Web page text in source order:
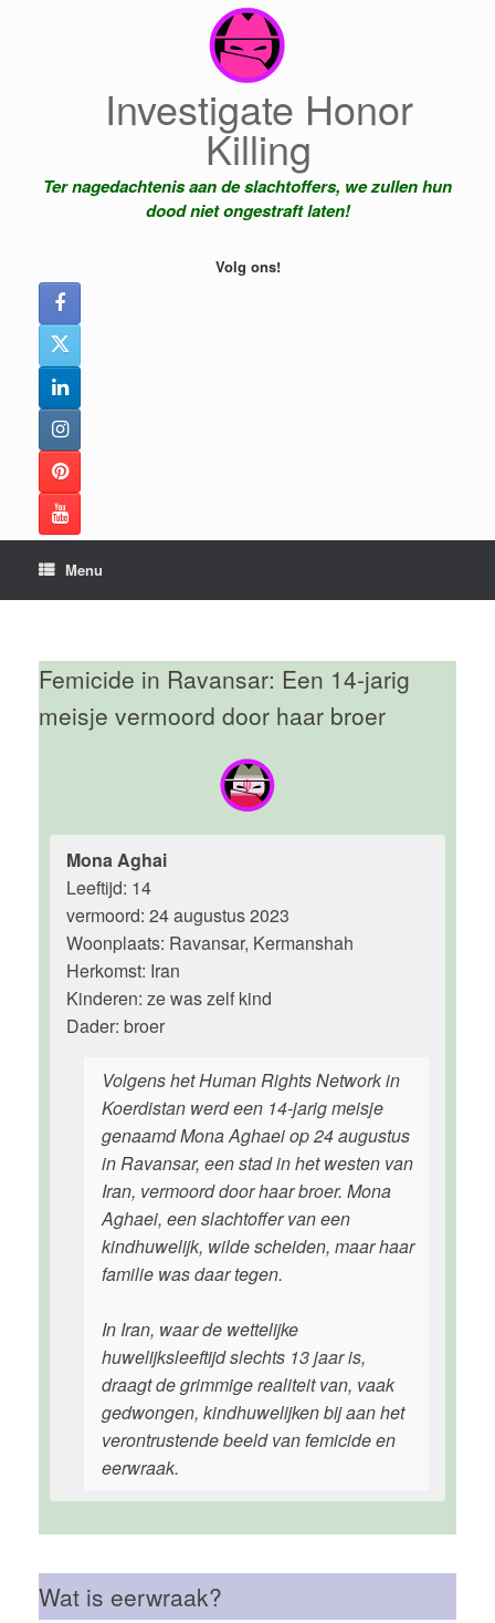
Investigate Honor
Killing
Ter nagedachtenis aan de slachtoffers, we zullen hun
dood niet ongestraft laten!
Volg ons!
Menu
Femicide in Ravansar: Een 14-jarig
meisje vermoord door haar broer
Mona Aghai
Leeftijd: 14
vermoord: 24 augustus 2023
Woonplaats: Ravansar, Kermanshah
Herkomst: Iran
Kinderen: ze was zelf kind
Dader: broer
Volgens het Human Rights Network in
Koerdistan werd een 14-jarig meisje
genaamd Mona Aghaei op 24 augustus
in Ravansar, een stad in het westen van
Iran, vermoord door haar broer. Mona
Aghaei, een slachtoffer van een
kindhuwelijk, wilde scheiden, maar haar
familie was daar tegen.
In Iran, waar de wettelijke
huwelijksleeftijd slechts 13 jaar is,
draagt de grimmige realiteit van, vaak
gedwongen, kindhuwelijken bij aan het
verontrustende beeld van femicide en
eerwraak.
Wat is eerwraak?